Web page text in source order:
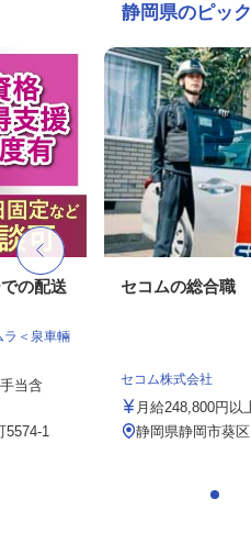
静岡県のピッ
の配送
ラ＜泉車輛
当含
5574-1
セコムの総合職
セコム株式会社
月給248,800円以
静岡県静岡市葵